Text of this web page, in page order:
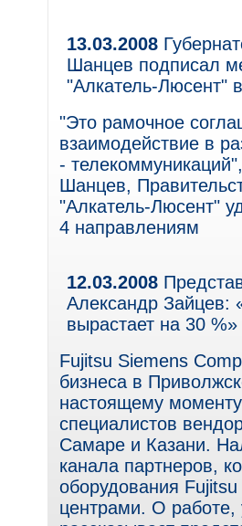
13.03.2008
Шанцев подписал
"Алкатель-Люсент"
"Это рамочное
взаимодействие в
-
Шанцев,
"Алкатель-Люсент"
4 направлениям
12.03.2008
Александр
вырастает на 30 %»
Fujitsu Siemens
бизнеса в
настоящему
специалистов
Самаре и Казани.
канала партнеров,
оборудования
центрами. О работе,